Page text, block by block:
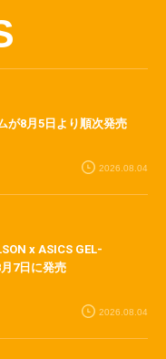
が8月5日より順次発売
2026.08.04
x ASICS GEL-
7日に発売
2026.08.04